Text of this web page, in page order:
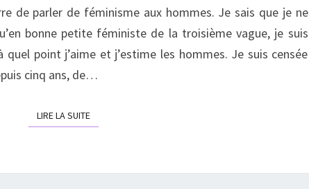
de parler de féminisme aux hommes. Je sais que je ne
bonne petite féministe de la troisième vague, je suis
point j’aime et j’estime les hommes. Je suis censée
cinq ans, de…
LIRE LA SUITELIRE LA SUITE